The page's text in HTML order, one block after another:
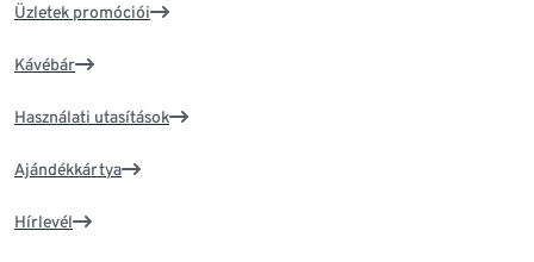
Üzletek promóciói
Kávébár
Használati utasítások
Ajándékkártya
Hírlevél